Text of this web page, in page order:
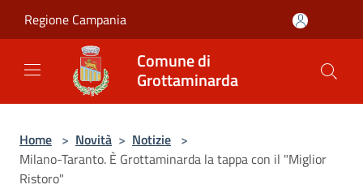
Regione Campania
Comune di
Grottaminarda
Home > Novità > Notizie >
Milano-Taranto. È Grottaminarda la tappa con il "Miglior
Ristoro"